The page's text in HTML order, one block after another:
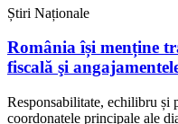
Știri Naționale
România își menține
fiscală şi
Responsabilitate, echilibru și
coordonatele principale ale